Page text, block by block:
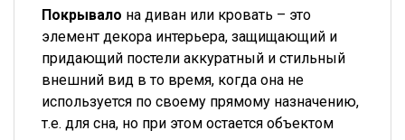
Покрывало на диван или кровать – это
элемент декора интерьера, защищающий и
придающий постели аккуратный и стильный
внешний вид в то время, когда она не
используется по своему прямому назначению,
т.е. для сна, но при этом остается объектом